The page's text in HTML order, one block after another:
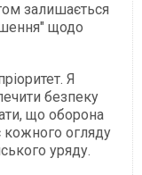
залишається
щодо
Я
безпеку
що оборона
кожного огляду
уряду.